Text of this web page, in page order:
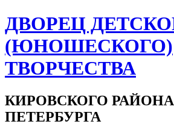
ДВОРЕЦ
(ЮНОШЕСКОГО)
ТВОРЧЕСТВА
КИРОВСКОГО
ПЕТЕРБУРГА